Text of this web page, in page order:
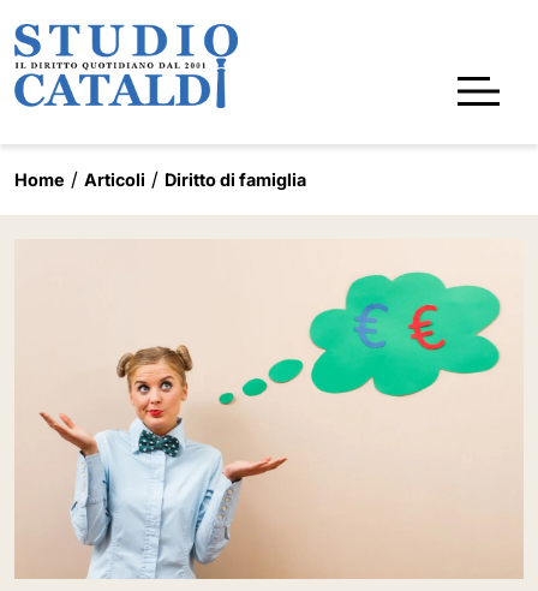
Home Articoli Diritto di famiglia